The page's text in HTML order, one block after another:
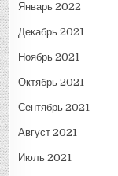
Январь 2022
Декабрь 2021
Ноябрь 2021
Октябрь 2021
Сентябрь 2021
Август 2021
Июль 2021